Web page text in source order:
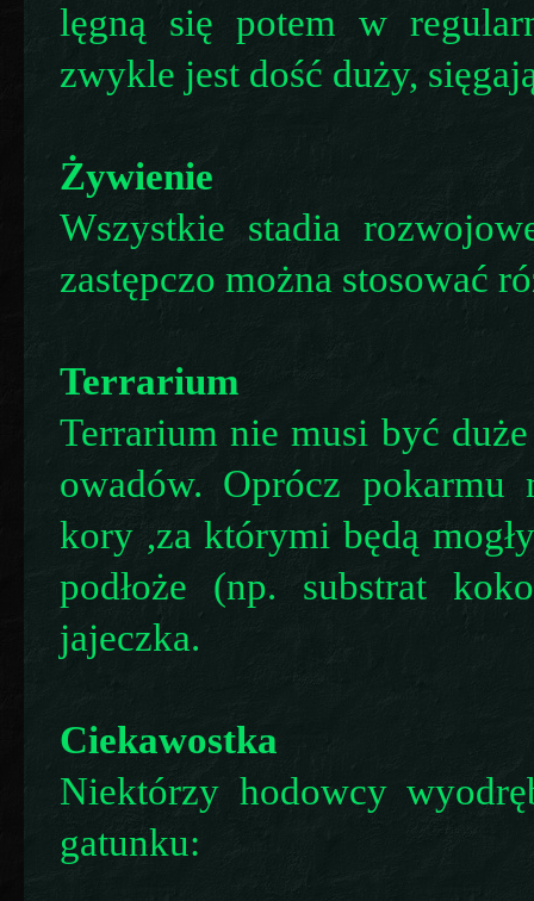
lęgną się potem w
zwykle jest dość duży,
Żywienie
Wszystkie stadia
zastępczo można stosować
Terrarium
Terrarium nie musi być
owadów. Oprócz pokarmu
kory ,za którymi będą
podłoże (np. substrat
jajeczka.
Ciekawostka
Niektórzy hodowcy
gatunku: